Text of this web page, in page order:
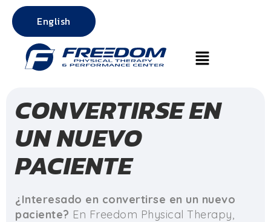
English
CONVERTIRSE EN
UN NUEVO
PACIENTE
¿Interesado en convertirse en un nuevo
paciente? En Freedom Physical Therapy,